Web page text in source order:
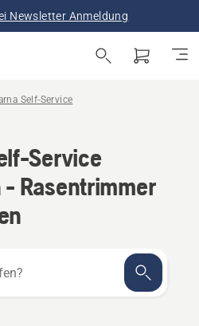
Newsletter Anmeldung
Self-Service
Service
Rasentrimmer